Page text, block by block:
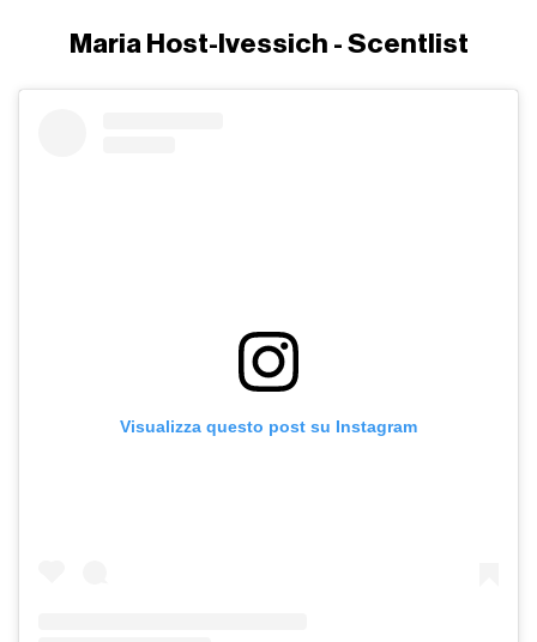
Maria Host-Ivessich - Scentlist
Visualizza questo post su Instagram